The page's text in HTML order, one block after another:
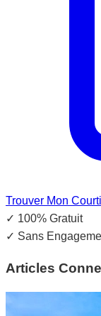
Trouver Mon
✓ 100% Gratuit
✓ Sans
Articles